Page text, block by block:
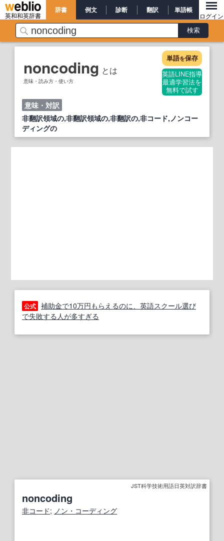
英和和英辞書
辞書 例文 診断 翻訳 単語帳
ログイン
noncoding とは
意味・読み方・使い方
単語を保存
英語LINE指導
最適学習法を
無料で試す
意味・対訳
非翻訳領域の,非翻訳領域の,非翻訳の,非コード,ノンコー
ディングの
公式 補助金で10万円もらえるのに、英語スクール選び
で失敗する人が多すぎる
JST科学技術用語日英対訳辞書
noncoding
非コード; ノン・コーディング